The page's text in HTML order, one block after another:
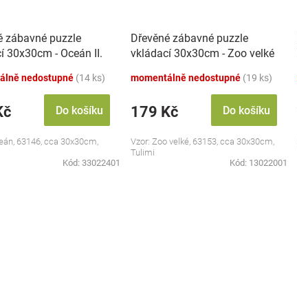
zábavné puzzle
30x30cm - Oceán II.
nedostupné (14 ks)
Do košíku
63146, cca 30x30cm,
Kód: 33022401
Dřevěné zábavné puzzle
vkládací 30x30cm - Zoo velké
momentálně nedostupné (19 ks)
179 Kč Do košíku
Vzor: Zoo velké, 63153, cca 30x30cm,
Tulimi
Kód: 13022001